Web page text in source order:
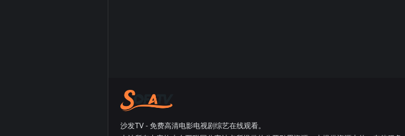
沙发TV - 免费高清电影电视剧综艺在线观看。